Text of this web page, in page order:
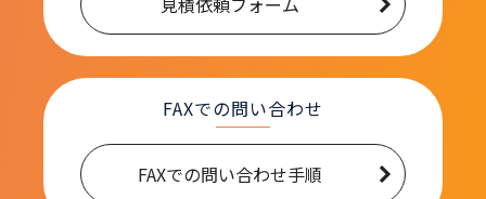
FAXでの問い合わせ
FAXでの問い合わせ手順